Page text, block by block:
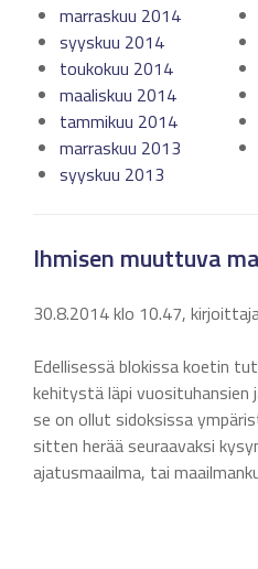
marraskuu 2014
syyskuu 2014
toukokuu 2014
maaliskuu 2014
tammikuu 2014
marraskuu 2013
syyskuu 2013
Ihmisen muuttuva
30.8.2014 klo 10.47,
Edellisessä blokissa koetin
kehitystä läpi vuosituhansien
se on ollut sidoksissa
sitten herää seuraavaksi
ajatusmaailma, tai